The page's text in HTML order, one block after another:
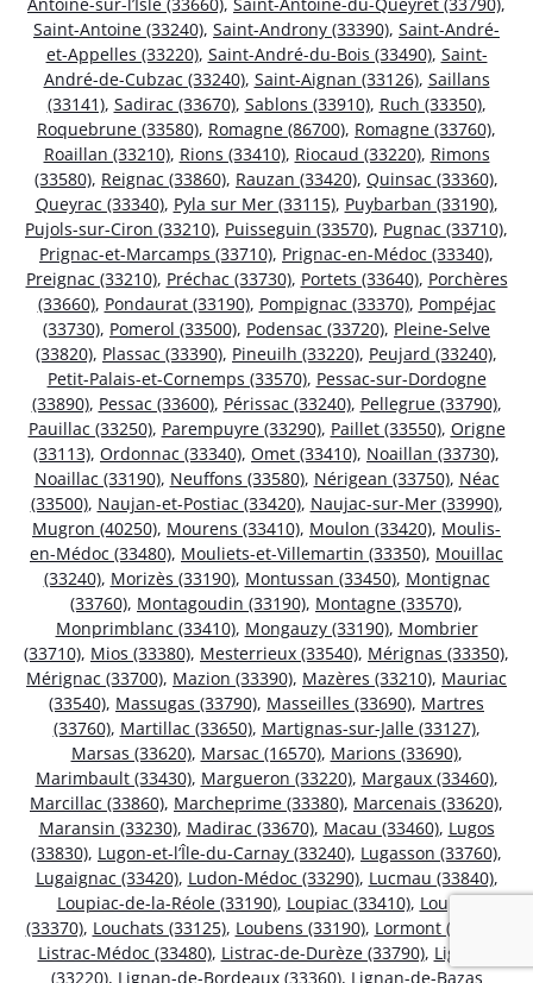
Saint-Antoine (33240), Saint-Androny (33390), Saint-André-
et-Appelles (33220), Saint-André-du-Bois (33490), Saint-
André-de-Cubzac (33240), Saint-Aignan (33126), Saillans
(33141), Sadirac (33670), Sablons (33910), Ruch (33350),
Roquebrune (33580), Romagne (86700), Romagne (33760),
Roaillan (33210), Rions (33410), Riocaud (33220), Rimons
(33580), Reignac (33860), Rauzan (33420), Quinsac (33360),
Queyrac (33340), Pyla sur Mer (33115), Puybarban (33190),
Pujols-sur-Ciron (33210), Puisseguin (33570), Pugnac (33710),
Prignac-et-Marcamps (33710), Prignac-en-Médoc (33340),
Preignac (33210), Préchac (33730), Portets (33640), Porchères
(33660), Pondaurat (33190), Pompignac (33370), Pompéjac
(33730), Pomerol (33500), Podensac (33720), Pleine-Selve
(33820), Plassac (33390), Pineuilh (33220), Peujard (33240),
Petit-Palais-et-Cornemps (33570), Pessac-sur-Dordogne
(33890), Pessac (33600), Périssac (33240), Pellegrue (33790),
Pauillac (33250), Parempuyre (33290), Paillet (33550), Origne
(33113), Ordonnac (33340), Omet (33410), Noaillan (33730),
Noaillac (33190), Neuffons (33580), Nérigean (33750), Néac
(33500), Naujan-et-Postiac (33420), Naujac-sur-Mer (33990),
Mugron (40250), Mourens (33410), Moulon (33420), Moulis-
en-Médoc (33480), Mouliets-et-Villemartin (33350), Mouillac
(33240), Morizès (33190), Montussan (33450), Montignac
(33760), Montagoudin (33190), Montagne (33570),
Monprimblanc (33410), Mongauzy (33190), Mombrier
(33710), Mios (33380), Mesterrieux (33540), Mérignas (33350),
Mérignac (33700), Mazion (33390), Mazères (33210), Mauriac
(33540), Massugas (33790), Masseilles (33690), Martres
(33760), Martillac (33650), Martignas-sur-Jalle (33127),
Marsas (33620), Marsac (16570), Marions (33690),
Marimbault (33430), Margueron (33220), Margaux (33460),
Marcillac (33860), Marcheprime (33380), Marcenais (33620),
Maransin (33230), Madirac (33670), Macau (33460), Lugos
(33830), Lugon-et-l’Île-du-Carnay (33240), Lugasson (33760),
Lugaignac (33420), Ludon-Médoc (33290), Lucmau (33840),
Loupiac-de-la-Réole (33190), Loupiac (33410), Loupes
(33370), Louchats (33125), Loubens (33190), Lormont (33310)
Listrac-Médoc (33480), Listrac-de-Durèze (33790), Ligueux
(33220), Lignan-de-Bordeaux (33360), Lignan-de-Bazas